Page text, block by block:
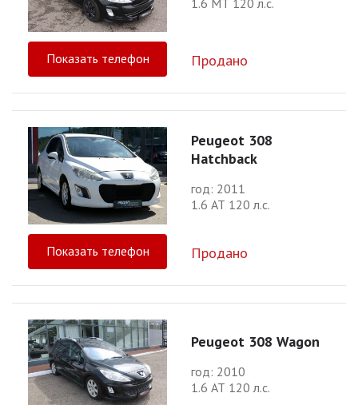
1.6 МТ 120 л.с.
Показать телефон Продано
Peugeot 308
Hatchback
год: 2011
1.6 АТ 120 л.с.
Показать телефон Продано
Peugeot 308 Wagon
год: 2010
1.6 АТ 120 л.с.